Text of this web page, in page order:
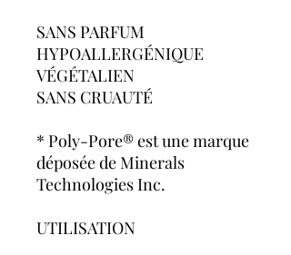
SANS PARFUM
HYPOALLERGÉNIQUE
VÉGÉTALIEN
SANS CRUAUTÉ
* Poly-Pore® est une marque
déposée de Minerals
Technologies Inc.
UTILISATION